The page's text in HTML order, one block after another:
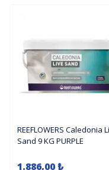
REEFLOWERS Caledonia
Sand 9 KG PURPLE
1.886,00 ₺